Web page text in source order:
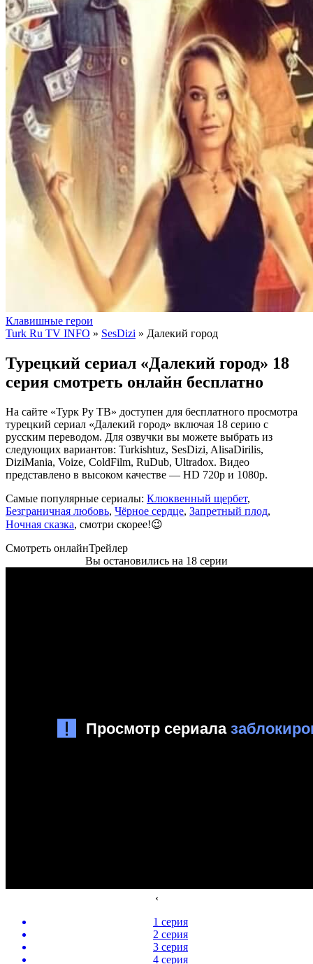
Клавишные герои
Turk Ru TV INFO » SesDizi » Далекий город
Турецкий сериал «Далекий город» 18
серия смотреть онлайн бесплатно
На сайте «Турк Ру ТВ» доступен для бесплатного просмотра
турецкий сериал «Далекий город» включая 18 серию с
русским переводом. Для озвучки вы можете выбрать из
следующих вариантов: Turkishtuz, SesDizi, AlisaDirilis,
DiziMania, Voize, ColdFilm, RuDub, Ultradox. Видео
представлено в высоком качестве — HD 720p и 1080p.
Самые популярные сериалы: Клюквенный щербет,
Безграничная любовь, Чёрное сердце, Запретный плод,
Ночная сказка, смотри скорее!😉
Смотреть онлайнТрейлер
Вы остановились на 18 серии
‹
1 серия
2 серия
3 серия
4 серия